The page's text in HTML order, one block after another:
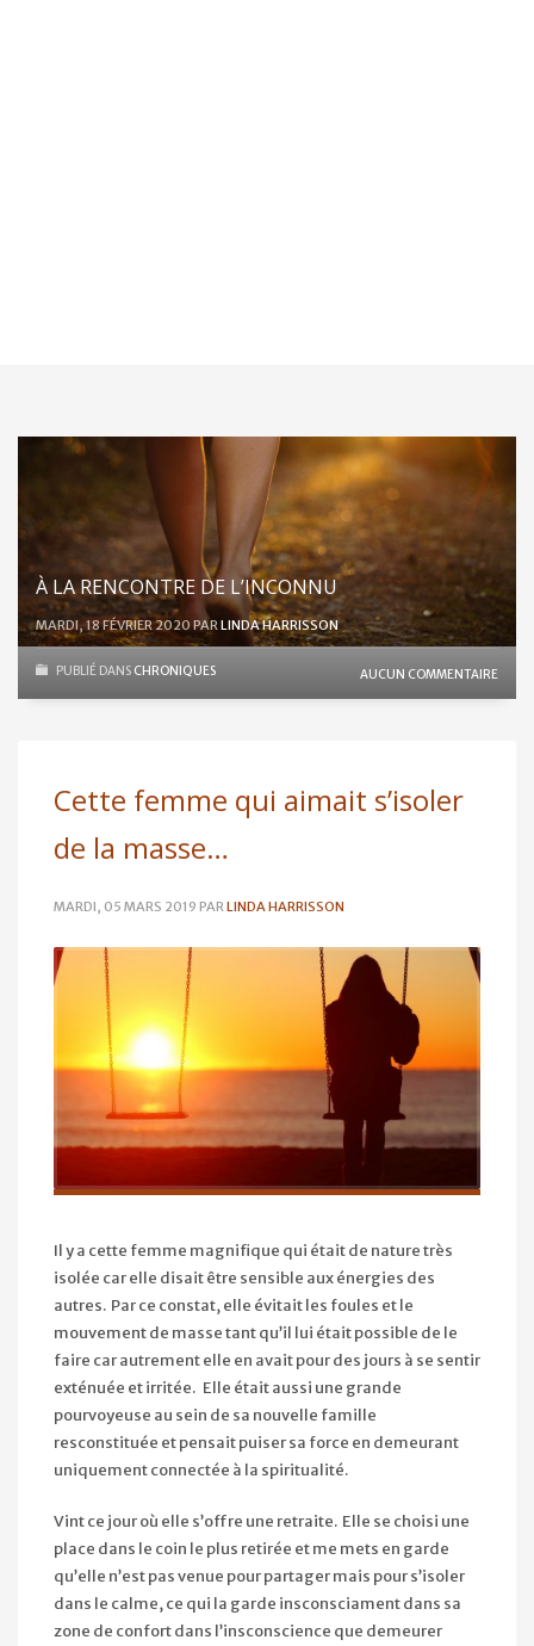
À LA RENCONTRE DE L’INCONNU
MARDI, 18 FÉVRIER 2020 PARLINDA HARRISSON
PUBLIÉ DANS CHRONIQUES AUCUN COMMENTAIRE
Cette femme qui aimait s’isoler
de la masse…
MARDI, 05 MARS 2019 PARLINDA HARRISSON
Il y a cette femme magnifique qui était de nature très
isolée car elle disait être sensible aux énergies des
autres. Par ce constat, elle évitait les foules et le
mouvement de masse tant qu’il lui était possible de le
faire car autrement elle en avait pour des jours à se sentir
exténuée et irritée. Elle était aussi une grande
pourvoyeuse au sein de sa nouvelle famille
resconstituée et pensait puiser sa force en demeurant
uniquement connectée à la spiritualité.
Vint ce jour où elle s’offre une retraite. Elle se choisi une
place dans le coin le plus retirée et me mets en garde
qu’elle n’est pas venue pour partager mais pour s’isoler
dans le calme, ce qui la garde insconsciament dans sa
zone de confort dans l’insconscience que demeurer